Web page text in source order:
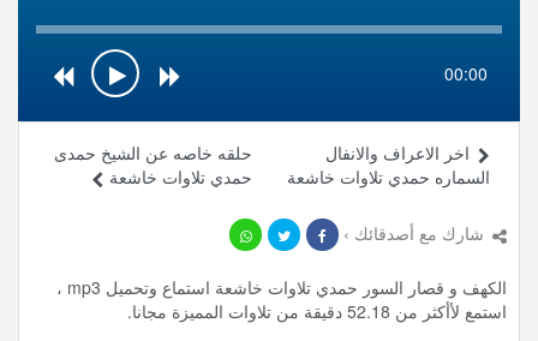
00:00
حلقه خاصه عن الشيخ حمدى
حمدي تلاوات خاشعة
اخر الاعراف والانفال
السماره حمدي تلاوات خاشعة
شارك مع أصدقائك ›
الكهف و قصار السور حمدي تلاوات خاشعة استماع وتحميل mp3 ،
استمع لأأكثر من 52.18 دقيقة من تلاوات المميزة مجانا.